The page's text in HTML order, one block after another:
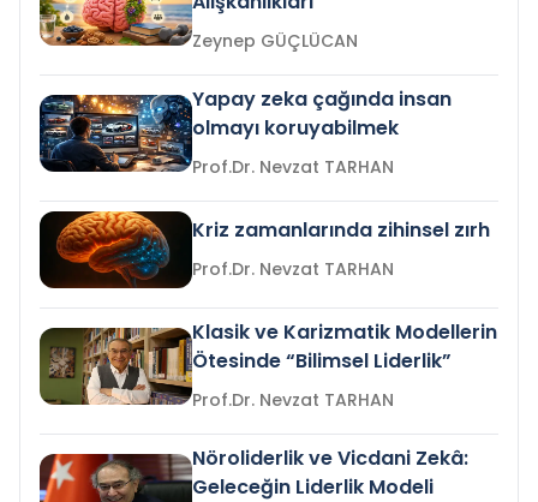
Zeynep GÜÇLÜCAN
Yapay zeka çağında insan
olmayı koruyabilmek
Prof.Dr. Nevzat TARHAN
Kriz zamanlarında zihinsel zırh
Prof.Dr. Nevzat TARHAN
Klasik ve Karizmatik Modellerin
Ötesinde “Bilimsel Liderlik”
Prof.Dr. Nevzat TARHAN
Nöroliderlik ve Vicdani Zekâ:
Geleceğin Liderlik Modeli